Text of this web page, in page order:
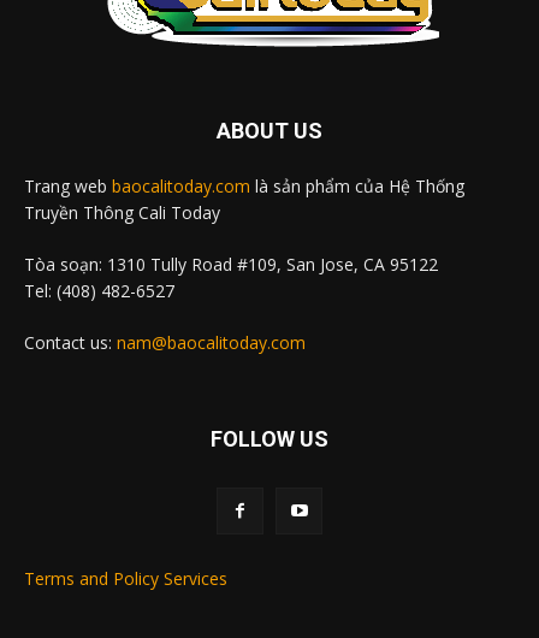
ABOUT US
Trang web baocalitoday.com là sản phẩm của Hệ Thống
Truyền Thông Cali Today
Tòa soạn: 1310 Tully Road #109, San Jose, CA 95122
Tel: (408) 482-6527
Contact us: nam@baocalitoday.com
FOLLOW US
Terms and Policy Services